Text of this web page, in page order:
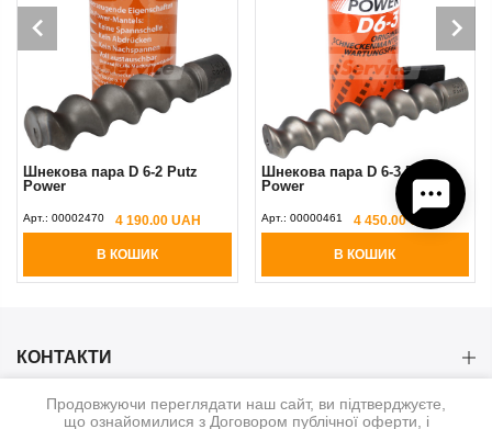
Шнекова пара D 6-2 Putz
Power
Арт.: 00002470 4 190.00 UAH
В КОШИК
Шнекова пара D 6-3 Putz
Power
Арт.: 00000461 4 450.00 UAH
В КОШИК
КОНТАКТИ
КАТЕГОРІЇ
Продовжуючи переглядати наш сайт, ви підтверджуєте,
що ознайомилися з Договором публічної оферти, і